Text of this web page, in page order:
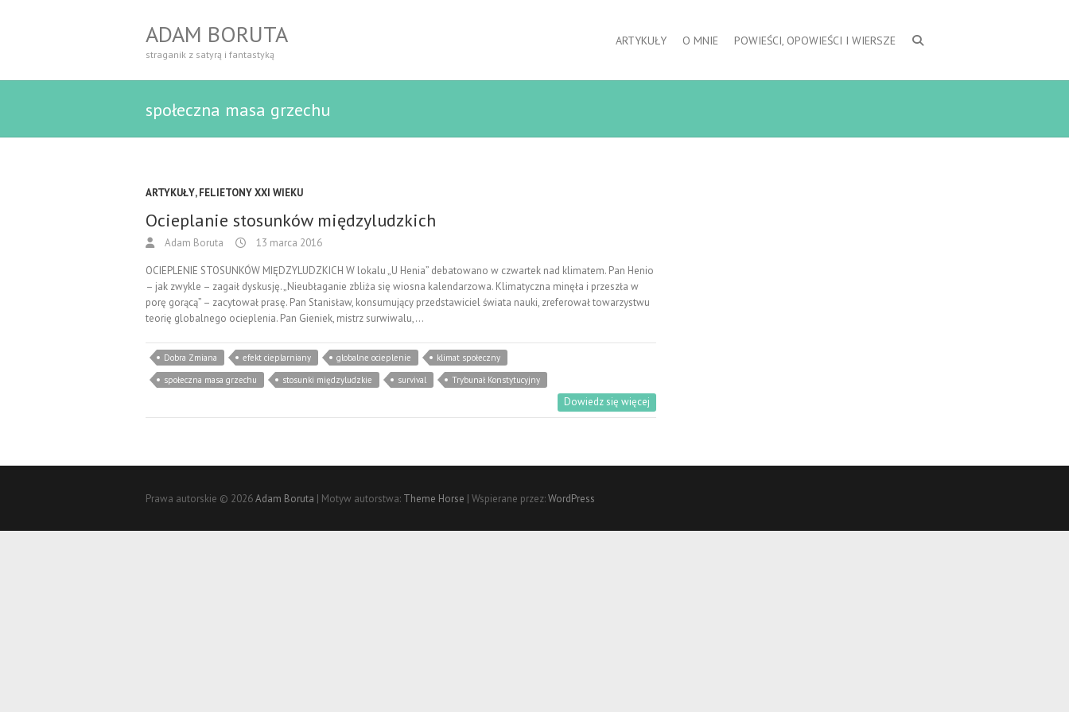
ADAM BORUTA
straganik z satyrą i fantastyką
ARTYKUŁY O MNIE POWIEŚCI, OPOWIEŚCI I WIERSZE
społeczna masa grzechu
ARTYKUŁY,FELIETONY XXI WIEKU
Ocieplanie stosunków międzyludzkich
Adam Boruta 13 marca 2016
OCIEPLENIE STOSUNKÓW MIĘDZYLUDZKICH W lokalu „U Henia” debatowano w czwartek nad klimatem. Pan Henio
– jak zwykle – zagaił dyskusję. „Nieubłaganie zbliża się wiosna kalendarzowa. Klimatyczna minęła i przeszła w
porę gorącą” – zacytował prasę. Pan Stanisław, konsumujący przedstawiciel świata nauki, zreferował towarzystwu
teorię globalnego ocieplenia. Pan Gieniek, mistrz surwiwalu,…
Dobra Zmiana efekt cieplarniany globalne ocieplenie
klimat społeczny
społeczna masa grzechu
stosunki międzyludzkie survival Trybunał Konstytucyjny
Dowiedz się więcej
Prawa autorskie © 2026Adam Boruta | Motyw autorstwa: Theme Horse | Wspierane przez:WordPress